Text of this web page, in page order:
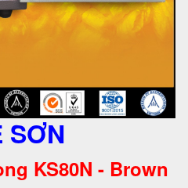
SƠN
KS80N - Brown